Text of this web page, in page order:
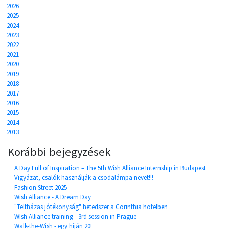
2026
2025
2024
2023
2022
2021
2020
2019
2018
2017
2016
2015
2014
2013
Korábbi bejegyzések
A Day Full of Inspiration – The 5th Wish Alliance Internship in Budapest
Vigyázat, csalók használják a csodalámpa nevet!!!
Fashion Street 2025
Wish Alliance - A Dream Day
"Teltházas jótékonyság" hetedszer a Corinthia hotelben
WIsh Alliance training - 3rd session in Prague
Walk-the-Wish - egy híján 20!